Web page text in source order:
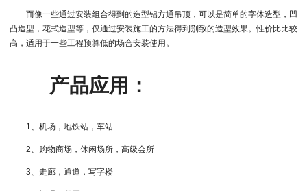
而像一些通过安装组合得到的造型铝方通吊顶，可以是简单的字体造型，凹
凸造型，花式造型等，仅通过安装施工的方法得到别致的造型效果。性价比比较
高，适用于一些工程预算低的场合安装使用。
产品应用：
1、机场，地铁站，车站
2、购物商场，休闲场所，高级会所
3、走廊，通道，写字楼